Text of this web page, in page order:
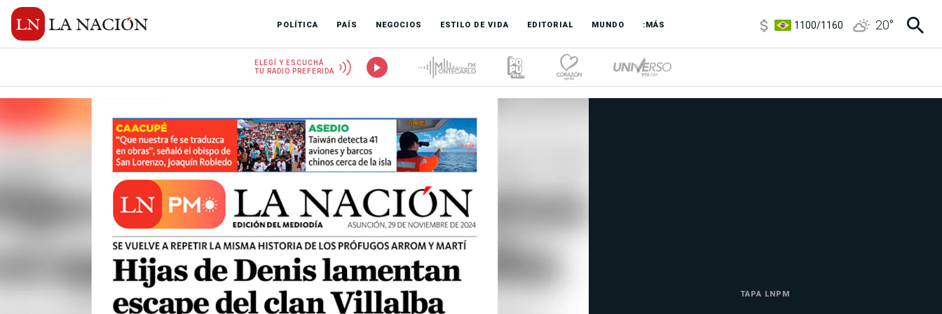
POLÍTICA PAÍS NEGOCIOS ESTILO DE VIDA EDITORIAL MUNDO :MÁS
3,8/4
6850/7200
20°
ELEGÍ Y ESCUCHÁ
TU RADIO PREFERIDA
TAPA LNPM